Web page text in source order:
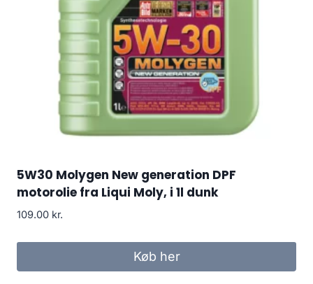
5W30 Molygen New generation DPF
motorolie fra Liqui Moly, i 1l dunk
109.00 kr.
Køb her